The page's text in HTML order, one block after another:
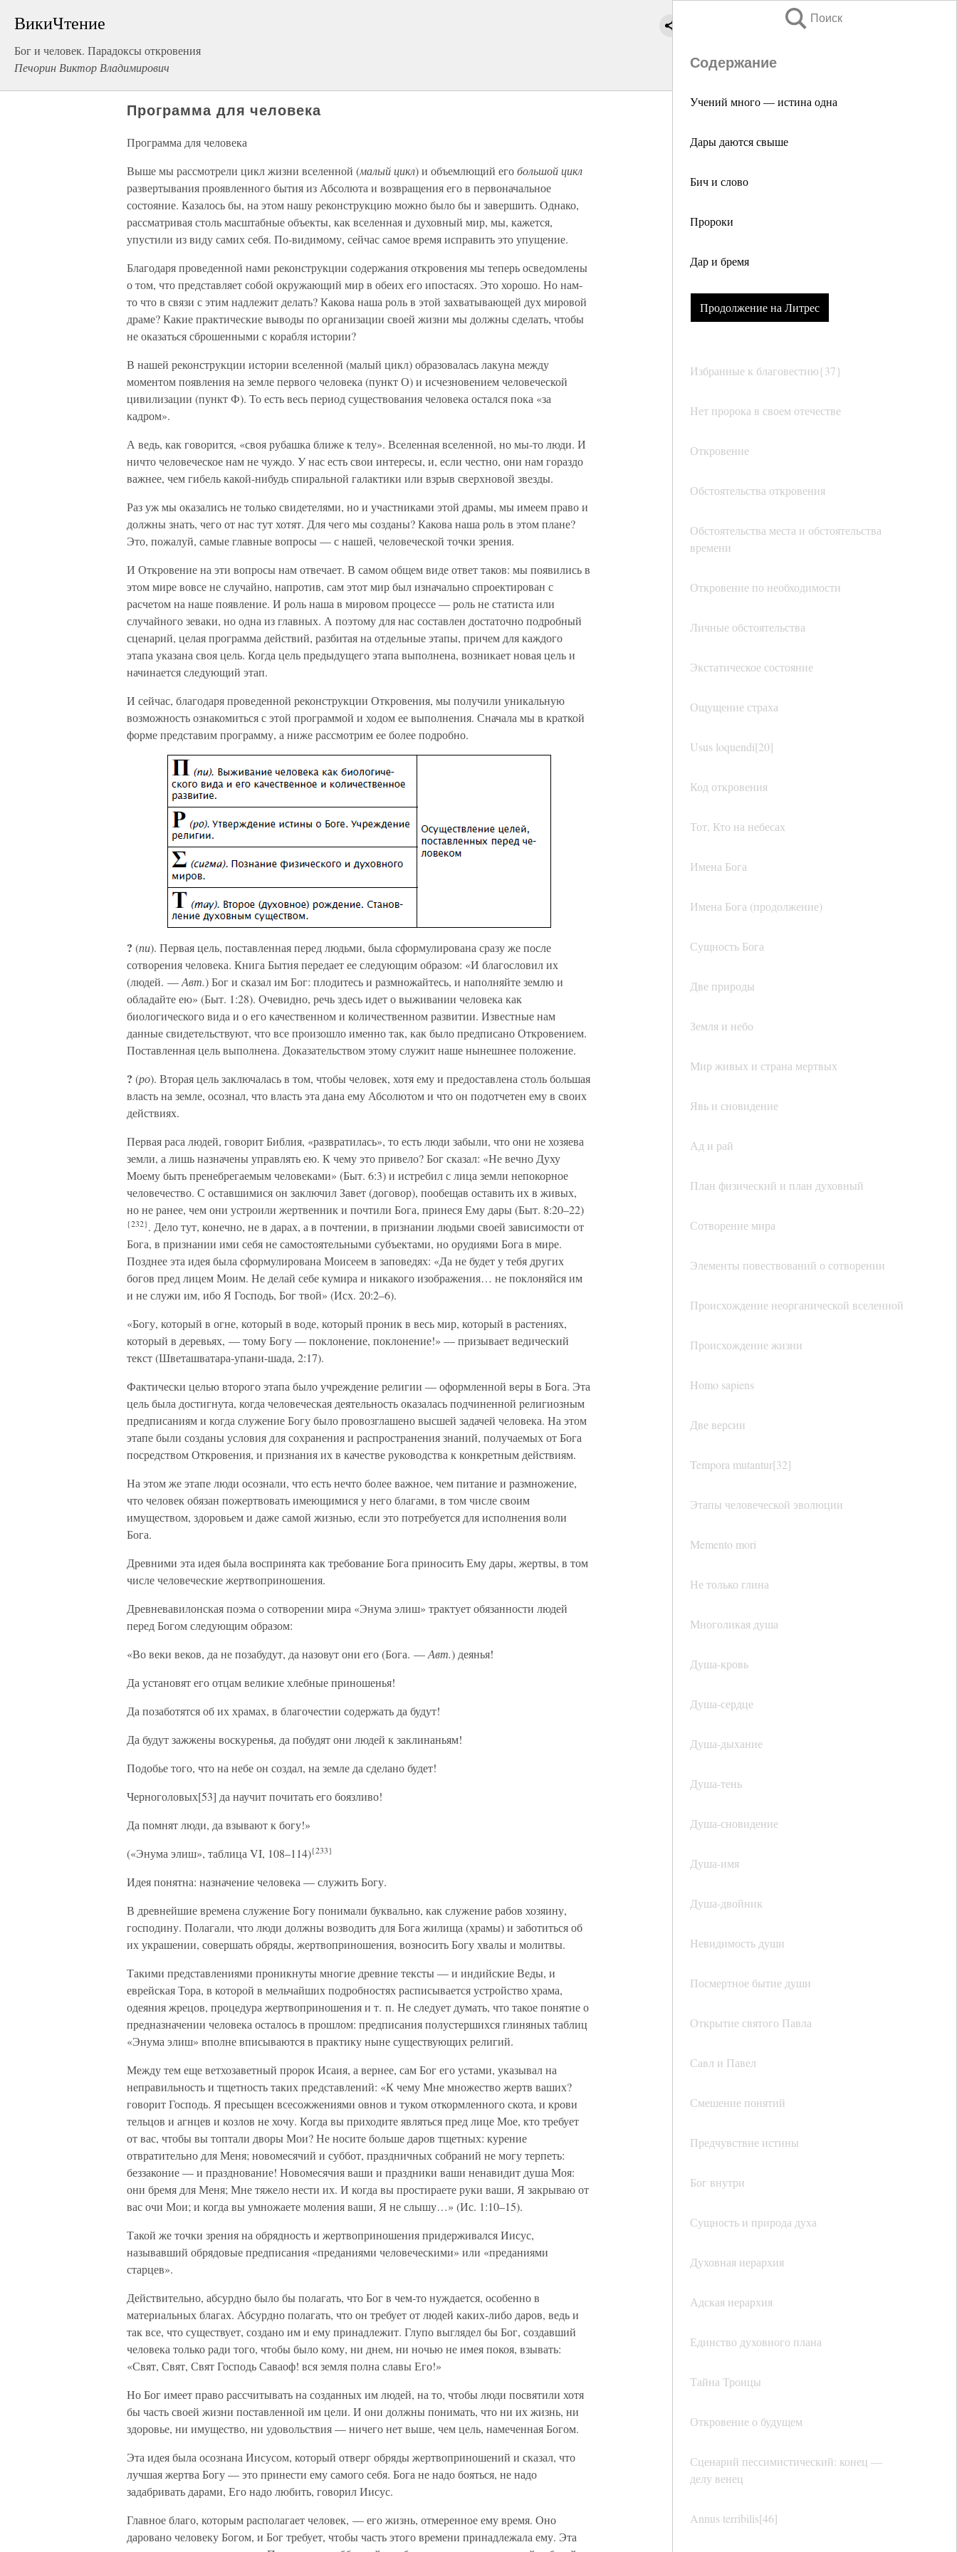
ВикиЧтение
Бог и человек. Парадоксы откровения
Печорин Виктор Владимирович
Поиск
Содержание
Учений много — истина одна
Дары даются свыше
Бич и слово
Пророки
Дар и бремя
Продолжение на Литрес
Избранные к благовестию{37}
Нет пророка в своем отечестве
Откровение
Обстоятельства откровения
Обстоятельства места и обстоятельства
времени
Откровение по необходимости
Личные обстоятельства
Экстатическое состояние
Ощущение страха
Usus loquendi[20]
Код откровения
Тот, Кто на небесах
Имена Бога
Имена Бога (продолжение)
Сущность Бога
Две природы
Земля и небо
Мир живых и страна мертвых
Явь и сновидение
Ад и рай
План физический и план духовный
Сотворение мира
Элементы повествований о сотворении
Происхождение неорганической вселенной
Происхождение жизни
Homo sapiens
Две версии
Tempora mutantur[32]
Этапы человеческой эволюции
Memento mori
Не только глина
Многоликая душа
Душа-кровь
Душа-сердце
Душа-дыхание
Душа-тень
Душа-сновидение
Душа-имя
Душа-двойник
Невидимость души
Посмертное бытие души
Открытие святого Павла
Савл и Павел
Смешение понятий
Предчувствие истины
Бог внутри
Сущность и природа духа
Духовная иерархия
Адская иерархия
Единство духовного плана
Тайна Троицы
Откровение о будущем
Сценарий пессимистический: конец —
делу венец
Annus terribilis[46]
Программа для человека
Программа для человека
Выше мы рассмотрели цикл жизни вселенной (малый цикл) и объемлющий егобольшой цикл
развертывания проявленного бытия из Абсолюта и возвращения его в первоначальное
состояние. Казалось бы, на этом нашу реконструкцию можно было бы и завершить. Однако,
рассматривая столь масштабные объекты, как вселенная и духовный мир, мы, кажется,
упустили из виду самих себя. По-видимому, сейчас самое время исправить это упущение.
Благодаря проведенной нами реконструкции содержания откровения мы теперь осведомлены
о том, что представляет собой окружающий мир в обеих его ипостасях. Это хорошо. Но нам-
то что в связи с этим надлежит делать? Какова наша роль в этой захватывающей дух мировой
драме? Какие практические выводы по организации своей жизни мы должны сделать, чтобы
не оказаться сброшенными с корабля истории?
В нашей реконструкции истории вселенной (малый цикл) образовалась лакуна между
моментом появления на земле первого человека (пункт О) и исчезновением человеческой
цивилизации (пункт Ф). То есть весь период существования человека остался пока «за
кадром».
А ведь, как говорится, «своя рубашка ближе к телу». Вселенная вселенной, но мы-то люди. И
ничто человеческое нам не чуждо. У нас есть свои интересы, и, если честно, они нам гораздо
важнее, чем гибель какой-нибудь спиральной галактики или взрыв сверхновой звезды.
Раз уж мы оказались не только свидетелями, но и участниками этой драмы, мы имеем право и
должны знать, чего от нас тут хотят. Для чего мы созданы? Какова наша роль в этом плане?
Это, пожалуй, самые главные вопросы — с нашей, человеческой точки зрения.
И Откровение на эти вопросы нам отвечает. В самом общем виде ответ таков: мы появились в
этом мире вовсе не случайно, напротив, сам этот мир был изначально спроектирован с
расчетом на наше появление. И роль наша в мировом процессе — роль не статиста или
случайного зеваки, но одна из главных. А поэтому для нас составлен достаточно подробный
сценарий, целая программа действий, разбитая на отдельные этапы, причем для каждого
этапа указана своя цель. Когда цель предыдущего этапа выполнена, возникает новая цель и
начинается следующий этап.
И сейчас, благодаря проведенной реконструкции Откровения, мы получили уникальную
возможность ознакомиться с этой программой и ходом ее выполнения. Сначала мы в краткой
форме представим программу, а ниже рассмотрим ее более подробно.
? (пи). Первая цель, поставленная перед людьми, была сформулирована сразу же после
сотворения человека. Книга Бытия передает ее следующим образом: «И благословил их
(людей. —Авт.) Бог и сказал им Бог: плодитесь и размножайтесь, и наполняйте землю и
обладайте ею» (Быт. 1:28). Очевидно, речь здесь идет о выживании человека как
биологического вида и о его качественном и количественном развитии. Известные нам
данные свидетельствуют, что все произошло именно так, как было предписано Откровением.
Поставленная цель выполнена. Доказательством этому служит наше нынешнее положение.
? (ро). Вторая цель заключалась в том, чтобы человек, хотя ему и предоставлена столь большая
власть на земле, осознал, что власть эта дана ему Абсолютом и что он подотчетен ему в своих
действиях.
Первая раса людей, говорит Библия, «развратилась», то есть люди забыли, что они не хозяева
земли, а лишь назначены управлять ею. К чему это привело? Бог сказал: «Не вечно Духу
Моему быть пренебрегаемым человеками» (Быт. 6:3) и истребил с лица земли непокорное
человечество. С оставшимися он заключил Завет (договор), пообещав оставить их в живых,
но не ранее, чем они устроили жертвенник и почтили Бога, принеся Ему дары (Быт. 8:20–22)
{232}. Дело тут, конечно, не в дарах, а в почтении, в признании людьми своей зависимости от
Бога, в признании ими себя не самостоятельными субъектами, но орудиями Бога в мире.
Позднее эта идея была сформулирована Моисеем в заповедях: «Да не будет у тебя других
богов пред лицем Моим. Не делай себе кумира и никакого изображения… не поклоняйся им
и не служи им, ибо Я Господь, Бог твой» (Исх. 20:2–6).
«Богу, который в огне, который в воде, который проник в весь мир, который в растениях,
который в деревьях, — тому Богу — поклонение, поклонение!» — призывает ведический
текст (Шветашватара-упани-шада, 2:17).
Фактически целью второго этапа было учреждение религии — оформленной веры в Бога. Эта
цель была достигнута, когда человеческая деятельность оказалась подчиненной религиозным
предписаниям и когда служение Богу было провозглашено высшей задачей человека. На этом
этапе были созданы условия для сохранения и распространения знаний, получаемых от Бога
посредством Откровения, и признания их в качестве руководства к конкретным действиям.
На этом же этапе люди осознали, что есть нечто более важное, чем питание и размножение,
что человек обязан пожертвовать имеющимися у него благами, в том числе своим
имуществом, здоровьем и даже самой жизнью, если это потребуется для исполнения воли
Бога.
Древними эта идея была воспринята как требование Бога приносить Ему дары, жертвы, в том
числе человеческие жертвоприношения.
Древневавилонская поэма о сотворении мира «Энума элиш» трактует обязанности людей
перед Богом следующим образом:
«Во веки веков, да не позабудут, да назовут они его (Бога. —Авт.) деянья!
Да установят его отцам великие хлебные приношенья!
Да позаботятся об их храмах, в благочестии содержать да будут!
Да будут зажжены воскуренья, да побудят они людей к заклинаньям!
Подобье того, что на небе он создал, на земле да сделано будет!
Черноголовых[53] да научит почитать его боязливо!
Да помнят люди, да взывают к богу!»
(«Энума элиш», таблица VI, 108–114){233}
Идея понятна: назначение человека — служить Богу.
В древнейшие времена служение Богу понимали буквально, как служение рабов хозяину,
господину. Полагали, что люди должны возводить для Бога жилища (храмы) и заботиться об
их украшении, совершать обряды, жертвоприношения, возносить Богу хвалы и молитвы.
Такими представлениями проникнуты многие древние тексты — и индийские Веды, и
еврейская Тора, в которой в мельчайших подробностях расписывается устройство храма,
одеяния жрецов, процедура жертвоприношения и т. п. Не следует думать, что такое понятие о
предназначении человека осталось в прошлом: предписания полустершихся глиняных таблиц
«Энума элиш» вполне вписываются в практику ныне существующих религий.
Между тем еще ветхозаветный пророк Исаия, а вернее, сам Бог его устами, указывал на
неправильность и тщетность таких представлений: «К чему Мне множество жертв ваших?
говорит Господь. Я пресыщен всесожжениями овнов и туком откормленного скота, и крови
тельцов и агнцев и козлов не хочу. Когда вы приходите являться пред лице Мое, кто требует
от вас, чтобы вы топтали дворы Мои? Не носите больше даров тщетных: курение
отвратительно для Меня; новомесячий и суббот, праздничных собраний не могу терпеть:
беззаконие — и празднование! Новомесячия ваши и праздники ваши ненавидит душа Моя:
они бремя для Меня; Мне тяжело нести их. И когда вы простираете руки ваши, Я закрываю от
вас очи Мои; и когда вы умножаете моления ваши, Я не слышу…» (Ис. 1:10–15).
Такой же точки зрения на обрядность и жертвоприношения придерживался Иисус,
называвший обрядовые предписания «преданиями человеческими» или «преданиями
старцев».
Действительно, абсурдно было бы полагать, что Бог в чем-то нуждается, особенно в
материальных благах. Абсурдно полагать, что он требует от людей каких-либо даров, ведь и
так все, что существует, создано им и ему принадлежит. Глупо выглядел бы Бог, создавший
человека только ради того, чтобы было кому, ни днем, ни ночью не имея покоя, взывать:
«Свят, Свят, Свят Господь Саваоф! вся земля полна славы Его!»
Но Бог имеет право рассчитывать на созданных им людей, на то, чтобы люди посвятили хотя
бы часть своей жизни поставленной им цели. И они должны понимать, что ни их жизнь, ни
здоровье, ни имущество, ни удовольствия — ничего нет выше, чем цель, намеченная Богом.
Эта идея была осознана Иисусом, который отверг обряды жертвоприношений и сказал, что
лучшая жертва Богу — это принести ему самого себя. Бога не надо бояться, не надо
задабривать дарами, Его надо любить, говорил Иисус.
Главное благо, которым располагает человек, — его жизнь, отмеренное ему время. Оно
даровано человеку Богом, и Бог требует, чтобы часть этого времени принадлежала ему. Эта